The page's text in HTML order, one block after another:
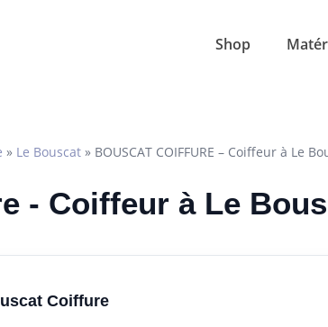
Shop
» Le Bouscat » BOUSCAT COIFFURE – Coiffeur à Le
- Coiffeur à Le
Coiffure